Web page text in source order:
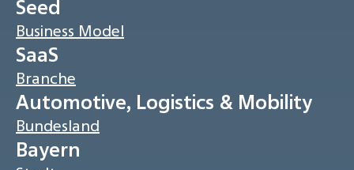
Seed
Business Model
SaaS
Branche
Automotive, Logistics & Mobility
Bundesland
Bayern